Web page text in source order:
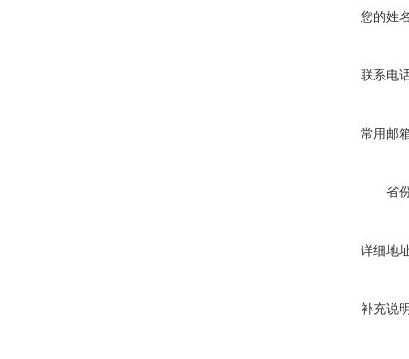
您的姓
联系电
常用邮
省
详细地
补充说